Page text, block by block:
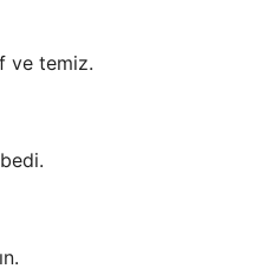
ve temiz.